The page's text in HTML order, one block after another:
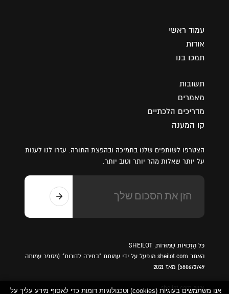
עמוד ראשי
אודות
תמכו בנו
תשובות
מאמרים
מדריכים הלכתיים
קו המענה
הצטרפו לשותפים שלנו בתמיכה ובהפצת התורה. עזרו לנו לענות
על יותר שאלות מהר יותר וטוב יותר.
כֹּל הַזְכוּיוֹת שְׁמוּרוֹת, SHEILOT
האתר sheilot.com מופעל על ידי עמותת "בחירה לדורות" (מספר עמותה
580672749) מאז 2021
sheilot.com 2026 אנו משתמשים בעוגיות (cookies) וטכנולוגיות דומות כדי לאסוף מידע עליך על